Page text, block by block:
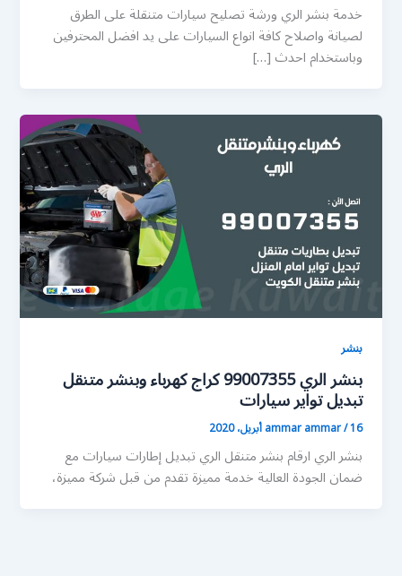
خدمة بنشر الري ورشة تصليح سيارات متنقلة على الطرق
لصيانة واصلاح كافة انواع السيارات على يد افضل المحترفين
وباستخدام احدث […]
بنشر
بنشر الري 99007355 كراج كهرباء وبنشر متنقل
تبديل تواير سيارات
ammar ammar/16 أبريل، 2020
بنشر الري ارقام بنشر متنقل الري تبديل إطارات سيارات مع
ضمان الجودة العالية خدمة مميزة تقدم من قبل شركة مميزة،